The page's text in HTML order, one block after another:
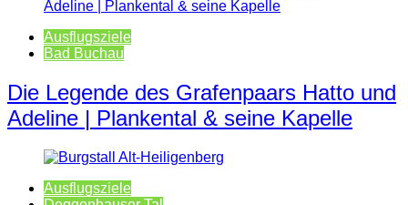
Ausflugsziele
Bad Buchau
Die Legende des Grafenpaars Hatto und
Adeline | Plankental & seine Kapelle
Ausflugsziele